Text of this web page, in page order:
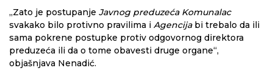
„Zato je postupanje Javnog preduzeća Komunalac
svakako bilo protivno pravilima i Agencijabi trebalo da ili
sama pokrene postupke protiv odgovornog direktora
preduzeća ili da o tome obavesti druge organe“,
objašnjava Nenadić.